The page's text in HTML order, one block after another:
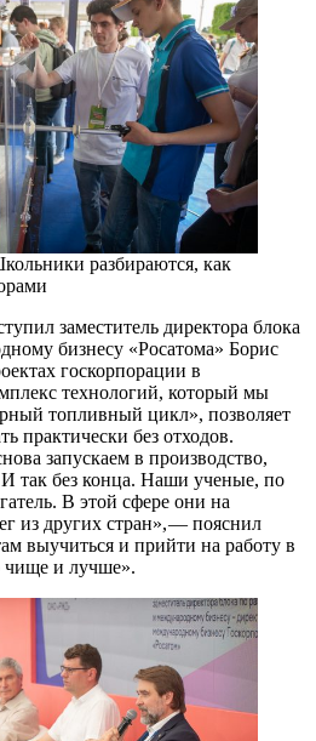
разбираются, как
заместитель директора блока
бизнесу «Росатома» Борис
госкорпорации в
технологий, который мы
топливный цикл», позволяет
практически без отходов.
запускаем в производство,
так без конца. Наши ученые, по
В этой сфере они на
из других стран», — ​пояснил
выучиться и прийти на работу в
чище и лучше».